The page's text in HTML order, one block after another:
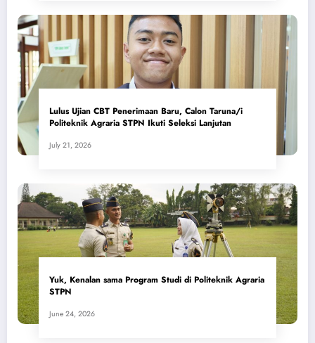
Lulus Ujian CBT Penerimaan Baru, Calon Taruna/i
Politeknik Agraria STPN Ikuti Seleksi Lanjutan
July 21, 2026
Yuk, Kenalan sama Program Studi di Politeknik Agraria
STPN
June 24, 2026